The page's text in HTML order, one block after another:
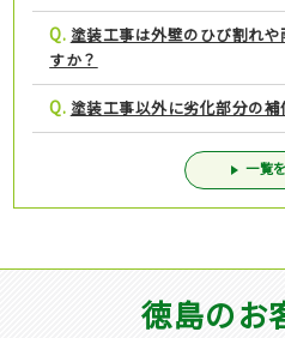
Q. 塗装工事は外壁のひび割れ
すか？
Q. 塗装工事以外に劣化部分の
一覧
徳島のお